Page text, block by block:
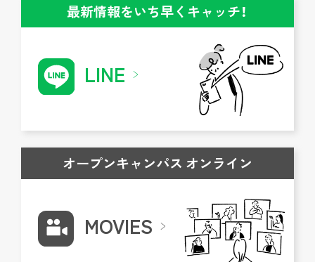
最新情報をいち早くキャッチ！
LINE
オープンキャンパス オンライン
MOVIES